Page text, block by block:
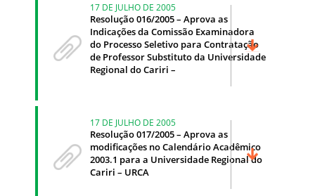
17 DE JULHO DE 2005
Resolução 016/2005 – Aprova as
Indicações da Comissão Examinadora
do Processo Seletivo para Contratação
de Professor Substituto da Universidade
Regional do Cariri –
17 DE JULHO DE 2005
Resolução 017/2005 – Aprova as
modificações no Calendário Acadêmico
2003.1 para a Universidade Regional do
Cariri – URCA